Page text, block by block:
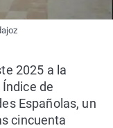
2025 a la
de
Españolas, un
cincuenta